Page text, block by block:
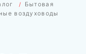
Бытовая
воздуховоды